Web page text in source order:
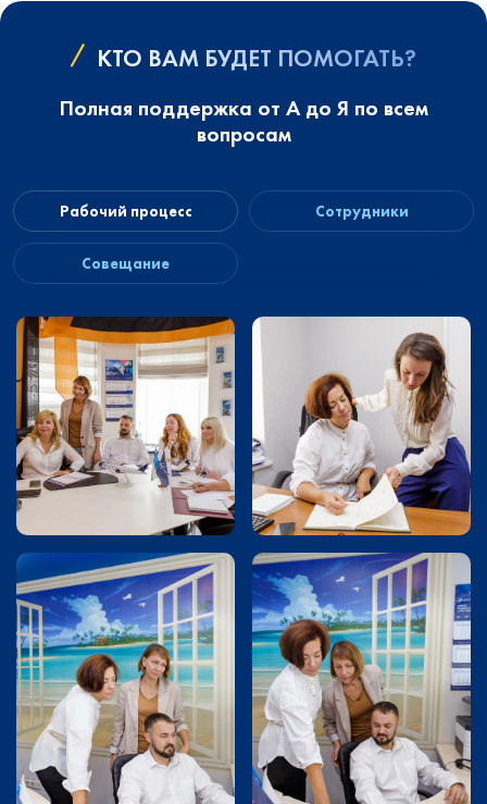
КТО ВАМ БУДЕТ ПОМОГАТЬ?
Полная поддержка от А до Я по всем
вопросам
Рабочий процесс Сотрудники
Совещание